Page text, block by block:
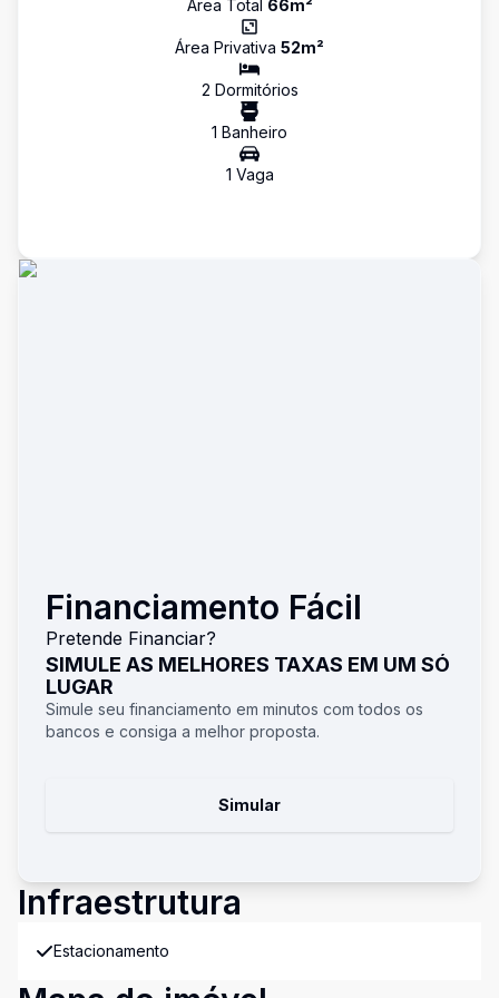
Área Total 66m²
Área Privativa 52m²
2 Dormitórios
1 Banheiro
1 Vaga
Financiamento Fácil
Pretende Financiar?
SIMULE AS MELHORES TAXAS EM UM SÓ
LUGAR
Simule seu financiamento em minutos com todos os
bancos e consiga a melhor proposta.
Simular
Infraestrutura
Estacionamento